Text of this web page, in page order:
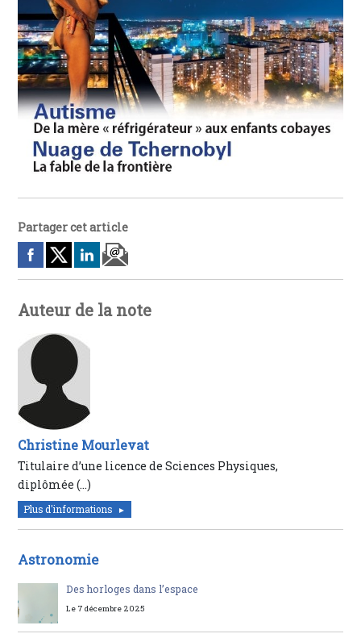
Partager cet article
Auteur de la note
Christine Mourlevat
Titulaire d’une licence de Sciences Physiques,
diplômée (…)
Plus d'informations
Astronomie
Des horloges dans l’espace
Le 7 décembre 2025